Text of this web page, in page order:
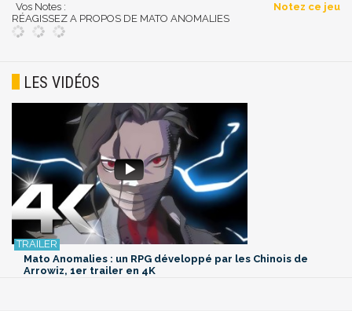
Vos Notes :
Notez ce jeu
RÉAGISSEZ A PROPOS DE MATO ANOMALIES
LES VIDÉOS
Mato Anomalies : un RPG développé par les Chinois de
Arrowiz, 1er trailer en 4K